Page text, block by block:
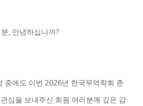
, 안녕하십니까?
중에도 이번2026년 한국무역학회 춘
심을 보내주신 회원 여러분께 깊은 감